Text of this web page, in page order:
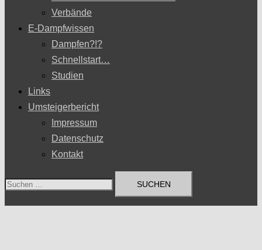
Verbände
E-Dampfwissen
Dampfen?!?
Schnellstart…
Studien
Links
Umsteigerbericht
Impressum
Datenschutz
Kontakt
Suchen